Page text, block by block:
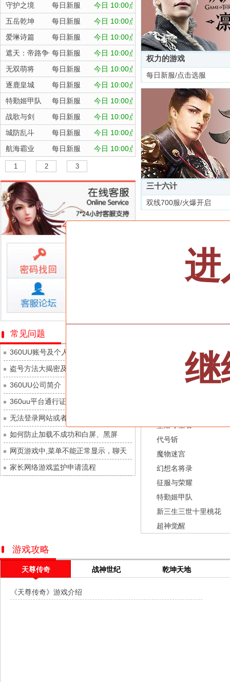
守护之境
每日新服
今日 10:00点
五岳乾坤
每日新服
今日 10:00点
爱琳诗篇
每日新服
今日 10:00点
遮天：帝路争锋每日新服
今日 10:00点
无双萌将
每日新服
今日 10:00点
逐鹿皇城
每日新服
今日 10:00点
特勤姬甲队
每日新服
今日 10:00点
战歌与剑
每日新服
今日 10:00点
城防乱斗
每日新服
今日 10:00点
航海霸业
每日新服
今日 10:00点
晴空双子
每日新服
深渊契约
每日新服
今日 10:00点
坠落守望者
今日 10:00点
正中靶心
每日新服
今日 10:00点
神兵奇迹
每日新服
微乐捕鱼千炮版每日新服
帕瓦勇者传说
群英风华录
每日新服
小小仙王
少年名将
每日新服
寻龙英雄
每日新服
今日 10:00点
魔物迷宫
城防三国志
每日新服
九梦仙域
每日新服
豌豆大作战
每日新服
灵魂序章
每日新服
冒险守护
每日新服
绝地苍穹
每日新服
今日 10:00点
代号斩
每日新服
今日 10:00点
异星战舰
每日新服
今日 10:00点
天空的魔幻城
斩魔问道
每日新服
今日 10:00点
灵魂契约
每日新服
今日 10:00点
山海经异兽录 每日新服
1 2 3
常见问题
360UU账号及个人资料游戏数据安全
盗号方法大揭密及防范措施？
360UU公司简介
360uu平台通行证用户服务协议和相关
的条款和条件
无法登录网站或者看不到游戏列表的解
决方法
如何防止加载不成功和白屏、黑屏
网页游戏中,菜单不能正常显示，聊天
及其它功能不能正常使用的解决办法
家长网络游戏监护申请流程
权力的游戏
每日新服/点击选服
三十六计
双线700服/火爆开启
仙侠
ABC DEF
天尊传奇
忍术大作战-山海封神
黎明召唤
龙之战歌
坠落守望者
代号斩
魔物迷宫
幻想名将录
征服与荣耀
特勤姬甲队
新三生三世十里桃花
超神觉醒
游戏攻略
天尊传奇 战神世纪 乾坤天地
《天尊传奇》游戏介绍
进
继